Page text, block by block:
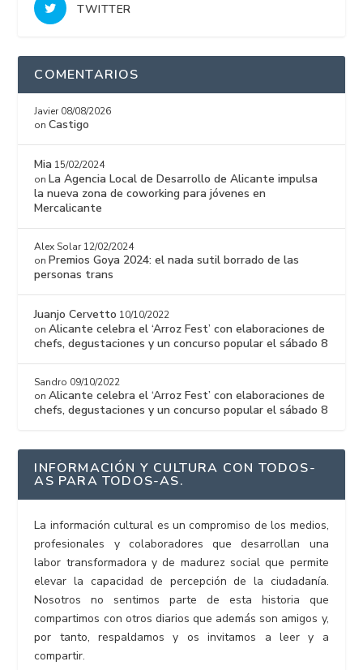
TWITTER
COMENTARIOS
Javier 08/08/2026
onCastigo
Mia 15/02/2024
on La Agencia Local de Desarrollo de Alicante impulsa
la nueva zona de coworking para jóvenes en
Mercalicante
Alex Solar 12/02/2024
on Premios Goya 2024: el nada sutil borrado de las
personas trans
Juanjo Cervetto 10/10/2022
onAlicante celebra el ‘Arroz Fest’ con elaboraciones de
chefs, degustaciones y un concurso popular el sábado 8
Sandro 09/10/2022
onAlicante celebra el ‘Arroz Fest’ con elaboraciones de
chefs, degustaciones y un concurso popular el sábado 8
INFORMACIÓN Y CULTURA CON TODOS-
AS PARA TODOS-AS.
La información cultural es un compromiso de los medios,
profesionales y colaboradores que desarrollan una
labor transformadora y de madurez social que permite
elevar la capacidad de percepción de la ciudadanía.
Nosotros no sentimos parte de esta historia que
compartimos con otros diarios que además son amigos y,
por tanto, respaldamos y os invitamos a leer y a
compartir.